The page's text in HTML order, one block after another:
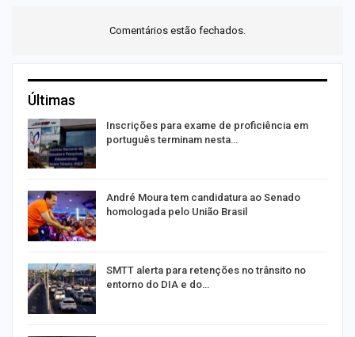
Comentários estão fechados.
Últimas
Inscrições para exame de proficiência em
português terminam nesta…
André Moura tem candidatura ao Senado
homologada pelo União Brasil
SMTT alerta para retenções no trânsito no
entorno do DIA e do…